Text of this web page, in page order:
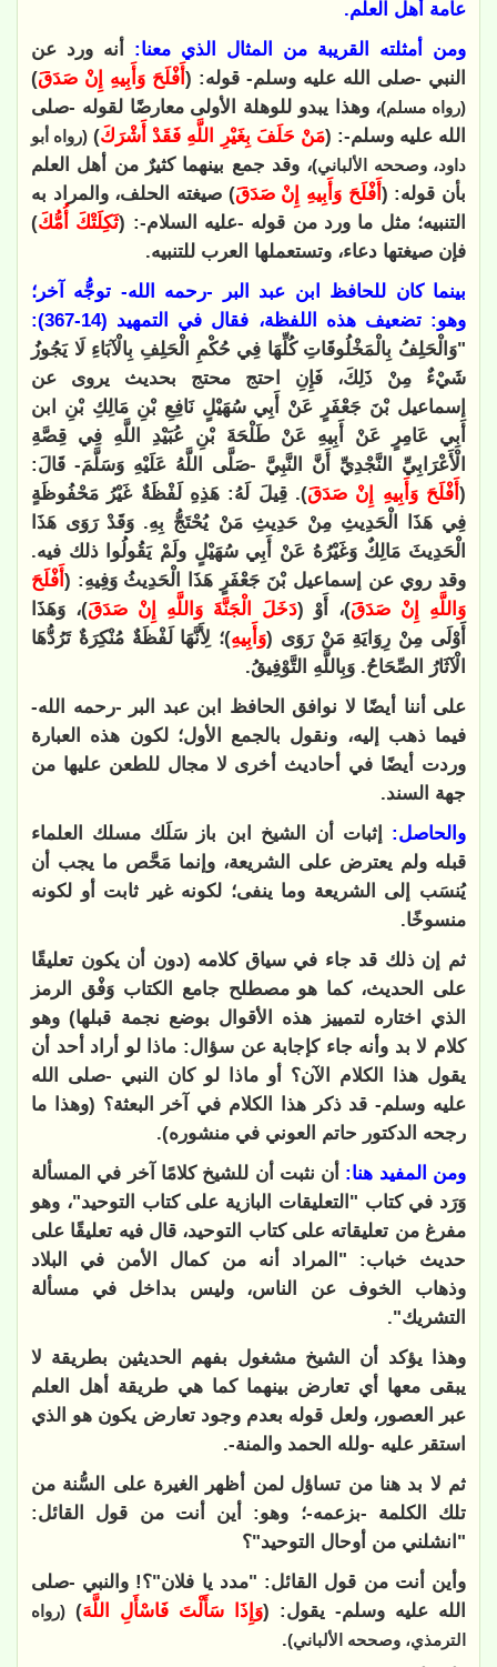
عامة أهل العلم.
ومن أمثلته القريبة من المثال الذي معنا: أنه ورد عن
النبي -صلى الله عليه وسلم- قوله: ( أَفْلَحَ وَأَبِيهِ إِنْ صَدَقَ)
(رواه مسلم)، وهذا يبدو للوهلة الأولى معارضًا لقوله -صلى
الله عليه وسلم-: (مَنْ حَلَفَ بِغَيْرِ اللَّهِ فَقَدْ أَشْرَكَ) (رواه أبو
داود، وصححه الألباني)، وقد جمع بينهما كثيرٌ من أهل العلم
بأن قوله: ( أَفْلَحَ وَأَبِيهِ إِنْ صَدَقَ) صيغته الحلف، والمراد به
التنبيه؛ مثل ما ورد من قوله -عليه السلام-: (ثَكِلَتْكَ أُمُّكَ)
فإن صيغتها دعاء، وتستعملها العرب للتنبيه.
بينما كان للحافظ ابن عبد البر -رحمه الله- توجُّه آخر؛
وهو: تضعيف هذه اللفظة، فقال في التمهيد (14-367):
"وَالْحَلِفُ بِالْمَخْلُوقَاتِ كُلِّهَا فِي حُكْمِ الْحَلِفِ بِالْآبَاءِ لَا يَجُوزُ
شَيْءٌ مِنْ ذَلِكَ، فَإِنِ احتج محتج بحديث يروى عن
إسماعيل بْنَ جَعْفَرٍ عَنْ أَبِي سُهَيْلٍ نَافِعِ بْنِ مَالِكِ بْنِ ابن
أَبِي عَامِرٍ عَنْ أَبِيهِ عَنْ طَلْحَةَ بْنِ عُبَيْدِ اللَّهِ فِي قِصَّةِ
الْأَعْرَابِيِّ النَّجْدِيِّ أَنَّ النَّبِيَّ -صَلَّى اللَّهُ عَلَيْهِ وَسَلَّمَ- قَالَ:
( أَفْلَحَ وَأَبِيهِ إِنْ صَدَقَ). قِيلَ لَهُ: هَذِهِ لَفْظَةٌ غَيْرُ مَحْفُوظَةٍ
فِي هَذَا الْحَدِيثِ مِنْ حَدِيثِ مَنْ يُحْتَجُّ بِهِ. وَقَدْ رَوَى هَذَا
الْحَدِيثَ مَالِكٌ وَغَيْرُهُ عَنْ أَبِي سُهَيْلٍ ولَمْ يَقُولُوا ذلك فيه.
وقد روي عن إسماعيل بْنَ جَعْفَرٍ هَذَا الْحَدِيثُ وَفِيهِ: ( أَفْلَحَ
وَاللَّهِ إِنْ صَدَقَ)، أَوْ (دَخَلَ الْجَنَّةَ وَاللَّهِ إِنْ صَدَقَ)، وَهَذَا
أَوْلَى مِنْ رِوَايَةِ مَنْ رَوَى (وَأَبِيهِ)؛ لِأَنَّهَا لَفْظَةٌ مُنْكِرَةٌ تَرُدُّهَا
الْآثَارُ الصِّحَاحُ. وَبِاللَّهِ التَّوْفِيقُ.
على أننا أيضًا لا نوافق الحافظ ابن عبد البر -رحمه الله-
فيما ذهب إليه، ونقول بالجمع الأول؛ لكون هذه العبارة
وردت أيضًا في أحاديث أخرى لا مجال للطعن عليها من
جهة السند.
والحاصل: إثبات أن الشيخ ابن باز سَلَك مسلك العلماء
قبله ولم يعترض على الشريعة، وإنما مَحَّص ما يجب أن
يُنسَب إلى الشريعة وما ينفى؛ لكونه غير ثابت أو لكونه
منسوخًا.
ثم إن ذلك قد جاء في سياق كلامه (دون أن يكون تعليقًا
على الحديث، كما هو مصطلح جامع الكتاب وَفْق الرمز
الذي اختاره لتمييز هذه الأقوال بوضع نجمة قبلها) وهو
كلام لا بد وأنه جاء كإجابة عن سؤال: ماذا لو أراد أحد أن
يقول هذا الكلام الآن؟ أو ماذا لو كان النبي -صلى الله
عليه وسلم- قد ذكر هذا الكلام في آخر البعثة؟ (وهذا ما
رجحه الدكتور حاتم العوني في منشوره).
ومن المفيد هنا: أن نثبت أن للشيخ كلامًا آخر في المسألة
وَرَد في كتاب "التعليقات البازية على كتاب التوحيد"، وهو
مفرغ من تعليقاته على كتاب التوحيد، قال فيه تعليقًا على
حديث خباب: "المراد أنه من كمال الأمن في البلاد
وذهاب الخوف عن الناس، وليس بداخل في مسألة
التشريك".
وهذا يؤكد أن الشيخ مشغول بفهم الحديثين بطريقة لا
يبقى معها أي تعارض بينهما كما هي طريقة أهل العلم
عبر العصور، ولعل قوله بعدم وجود تعارض يكون هو الذي
استقر عليه -ولله الحمد والمنة-.
ثم لا بد هنا من تساؤل لمن أظهر الغيرة على السُّنة من
تلك الكلمة -بزعمه-؛ وهو:
أين أنت من قول القائل:
"انشلني من أوحال التوحيد"؟
وأين أنت من قول القائل: "مدد يا فلان"؟! والنبي -صلى
الله عليه وسلم- يقول: (وَإِذَا سَأَلْتَ فَاسْأَلِ اللَّهَ) (رواه
الترمذي، وصححه الألباني).